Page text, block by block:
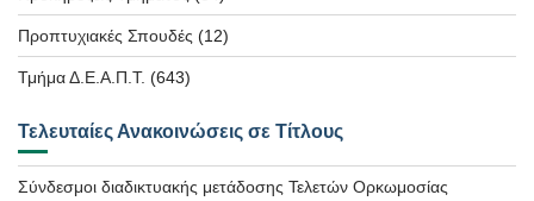
Προπτυχιακές Σπουδές (12)
Τμήμα Δ.Ε.Α.Π.Τ. (643)
Τελευταίες Ανακοινώσεις σε Τίτλους
Σύνδεσμοι διαδικτυακής μετάδοσης Τελετών Ορκωμοσίας